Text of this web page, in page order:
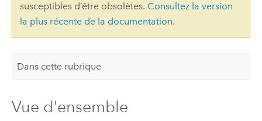
susceptibles d’être obsolètes. Consultez la version
la plus récente de la documentation.
Dans cette rubrique
Vue d'ensemble